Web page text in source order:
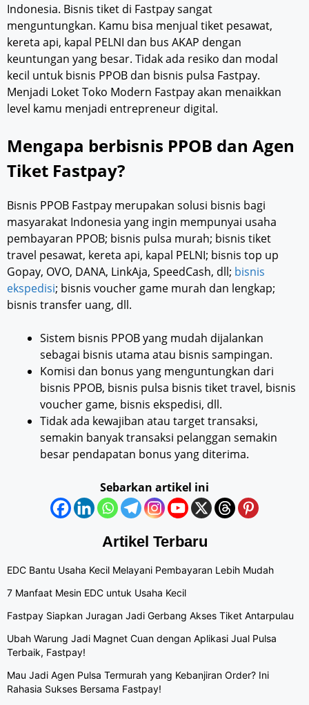
Indonesia. Bisnis tiket di Fastpay sangat
menguntungkan. Kamu bisa menjual tiket pesawat,
kereta api, kapal PELNI dan bus AKAP dengan
keuntungan yang besar. Tidak ada resiko dan modal
kecil untuk bisnis PPOB dan bisnis pulsa Fastpay.
Menjadi Loket Toko Modern Fastpay akan menaikkan
level kamu menjadi entrepreneur digital.
Mengapa berbisnis PPOB dan Agen
Tiket Fastpay?
Bisnis PPOB Fastpay merupakan solusi bisnis bagi
masyarakat Indonesia yang ingin mempunyai usaha
pembayaran PPOB; bisnis pulsa murah; bisnis tiket
travel pesawat, kereta api, kapal PELNI; bisnis top up
Gopay, OVO, DANA, LinkAja, SpeedCash, dll; bisnis
ekspedisi; bisnis voucher game murah dan lengkap;
bisnis transfer uang, dll.
Sistem bisnis PPOB yang mudah dijalankan
sebagai bisnis utama atau bisnis sampingan.
Komisi dan bonus yang menguntungkan dari
bisnis PPOB, bisnis pulsa bisnis tiket travel, bisnis
voucher game, bisnis ekspedisi, dll.
Tidak ada kewajiban atau target transaksi,
semakin banyak transaksi pelanggan semakin
besar pendapatan bonus yang diterima.
Sebarkan artikel ini
Artikel Terbaru
EDC Bantu Usaha Kecil Melayani Pembayaran Lebih Mudah
7 Manfaat Mesin EDC untuk Usaha Kecil
Fastpay Siapkan Juragan Jadi Gerbang Akses Tiket Antarpulau
Ubah Warung Jadi Magnet Cuan dengan Aplikasi Jual Pulsa
Terbaik, Fastpay!
Mau Jadi Agen Pulsa Termurah yang Kebanjiran Order? Ini
Rahasia Sukses Bersama Fastpay!